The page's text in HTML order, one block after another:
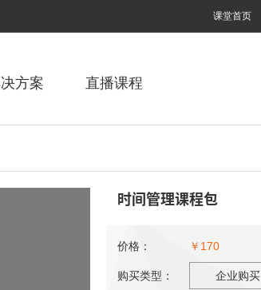
课堂首页
方案 直播课程
时间管理课程包
价格： ￥170
购买类型： 企业购买